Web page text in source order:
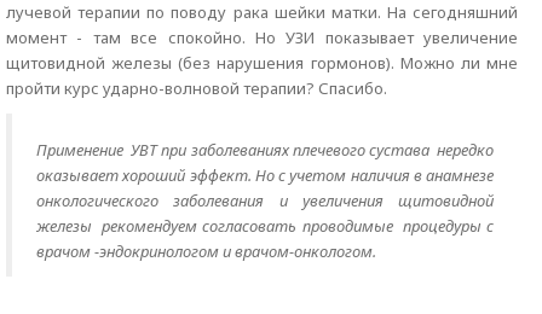
лучевой терапии по поводу рака шейки матки. На сегодняшний
момент - там все спокойно. Но УЗИ показывает увеличение
щитовидной железы (без нарушения гормонов). Можно ли мне
пройти курс ударно-волновой терапии? Спасибо.
Применение УВТ при заболеваниях плечевого сустава нередко
оказывает хороший эффект. Но с учетом наличия в анамнезе
онкологического заболевания и увеличения щитовидной
железы рекомендуем согласовать проводимые процедуры с
врачом -эндокринологом и врачом-онкологом.